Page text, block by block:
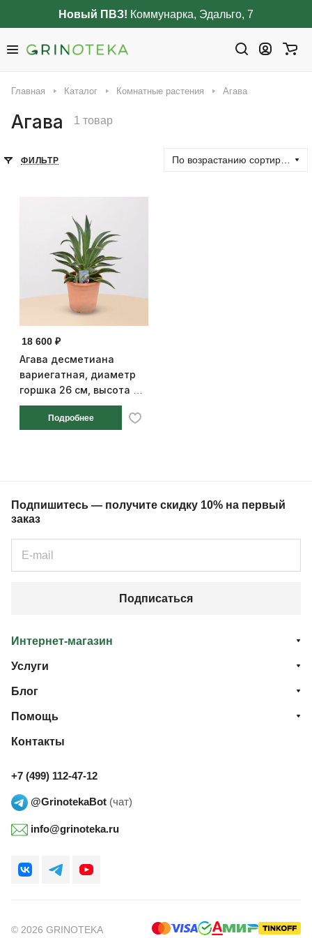
Новый ПВЗ! Коммунарка, Эдальго, 7
Главная Каталог Комнатные растения Агава
Агава 1 товар
ФИЛЬТР
18 600 ₽
Агава десметиана
вариегатная, диаметр
горшка 26 см, высота 60
см
Подробнее
Подпишитесь — получите скидку 10% на первый
заказ
Подписаться
Интернет-магазин
Услуги
Блог
Помощь
Контакты
+7 (499) 112-47-12
@GrinotekaBot (чат)
info@grinoteka.ru
© 2026 GRINOTEKA